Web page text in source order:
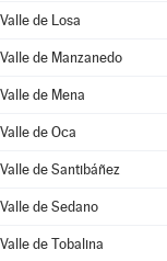
Valle de Losa
Valle de Manzanedo
Valle de Mena
Valle de Oca
Valle de Santibáñez
Valle de Sedano
Valle de Tobalina